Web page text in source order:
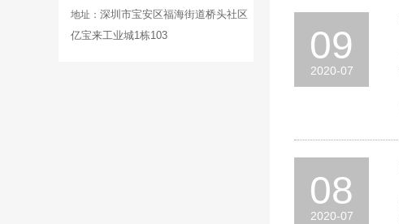
地址： 深圳市宝安区福海街道桥头社区
亿宝来工业城1栋103 09
2020-07
08
2020-07